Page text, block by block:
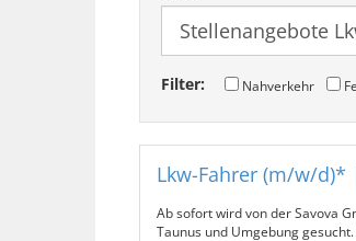
Filter: Nahverkehr
Lkw-Fahrer (m/w/d)*
Ab sofort wird von der Savova
Taunus und Umgebung